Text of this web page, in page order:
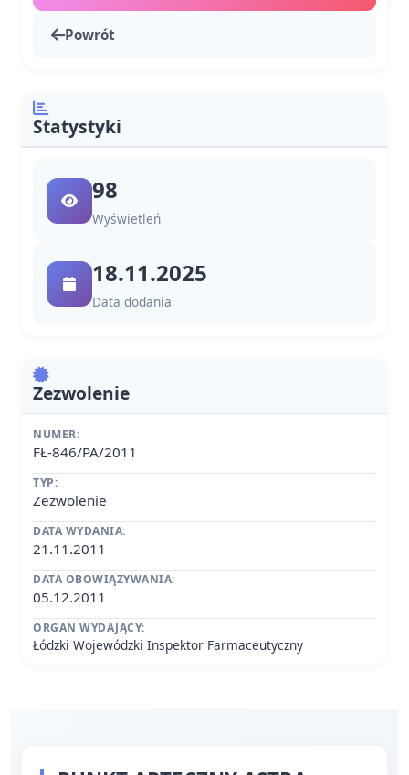
Powrót
Statystyki
98
Wyświetleń
18.11.2025
Data dodania
Zezwolenie
NUMER:
FŁ-846/PA/2011
TYP:
Zezwolenie
DATA WYDANIA:
21.11.2011
DATA OBOWIĄZYWANIA:
05.12.2011
ORGAN WYDAJĄCY:
Łódzki Wojewódzki Inspektor Farmaceutyczny